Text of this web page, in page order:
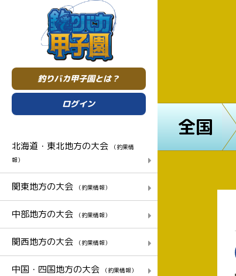
釣りバカ甲子園とは？
ログイン
北海道・東北地方の大会
（釣果情
報）
関東地方の大会 （釣果情報）
中部地方の大会 （釣果情報）
関西地方の大会 （釣果情報）
中国・四国地方の大会 （釣果情報）
全国